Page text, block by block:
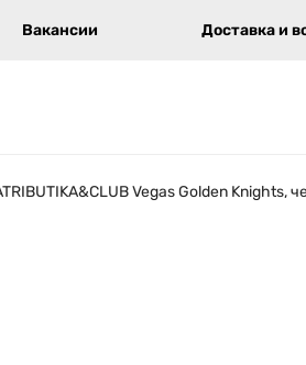
Вакансии Доставка и
Vegas Golden Knights,